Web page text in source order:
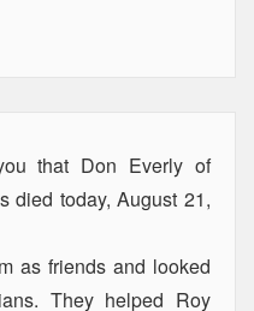
that Don Everly of
died today, August 21,
as friends and looked
They helped Roy